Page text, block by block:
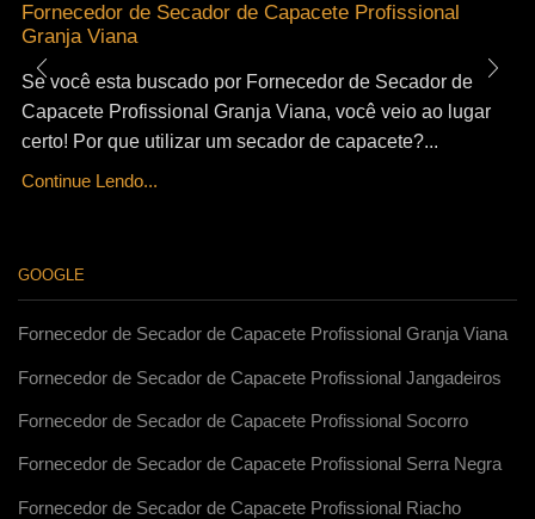
Fornecedor de Secador de Capacete Profissional
Granja Viana
Se você esta buscado por Fornecedor de Secador de
Capacete Profissional Granja Viana, você veio ao lugar
certo! Por que utilizar um secador de capacete?...
Continue Lendo...
GOOGLE
Fornecedor de Secador de Capacete Profissional Granja Viana
Fornecedor de Secador de Capacete Profissional Jangadeiros
Fornecedor de Secador de Capacete Profissional Socorro
Fornecedor de Secador de Capacete Profissional Serra Negra
Fornecedor de Secador de Capacete Profissional Riacho